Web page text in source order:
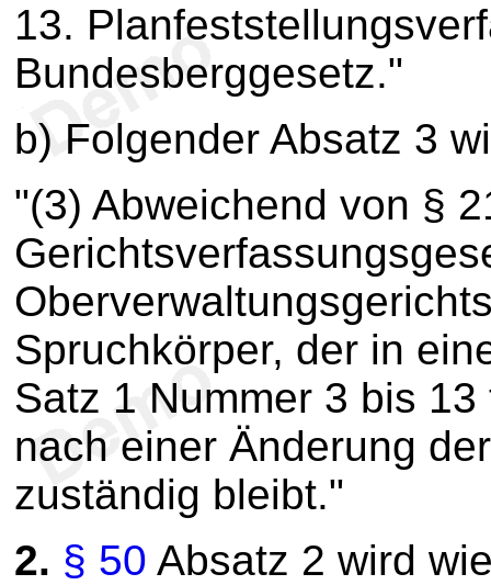
13.
Bundesberggesetz."
b) Folgender Absatz 3
"(3) Abweichend von §
Spruchkörper, der in
Satz 1 Nummer 3 bis
nach einer Änderung
zuständig bleibt."
2. § 50 Absatz 2 wird